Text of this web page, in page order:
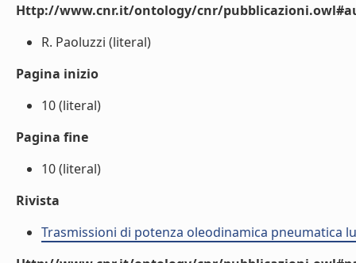
Http://www.cnr.it/ontology/cnr/
R. Paoluzzi (literal)
Pagina inizio
10 (literal)
Pagina fine
10 (literal)
Rivista
Trasmissioni di potenza oleodinamica pneumatica